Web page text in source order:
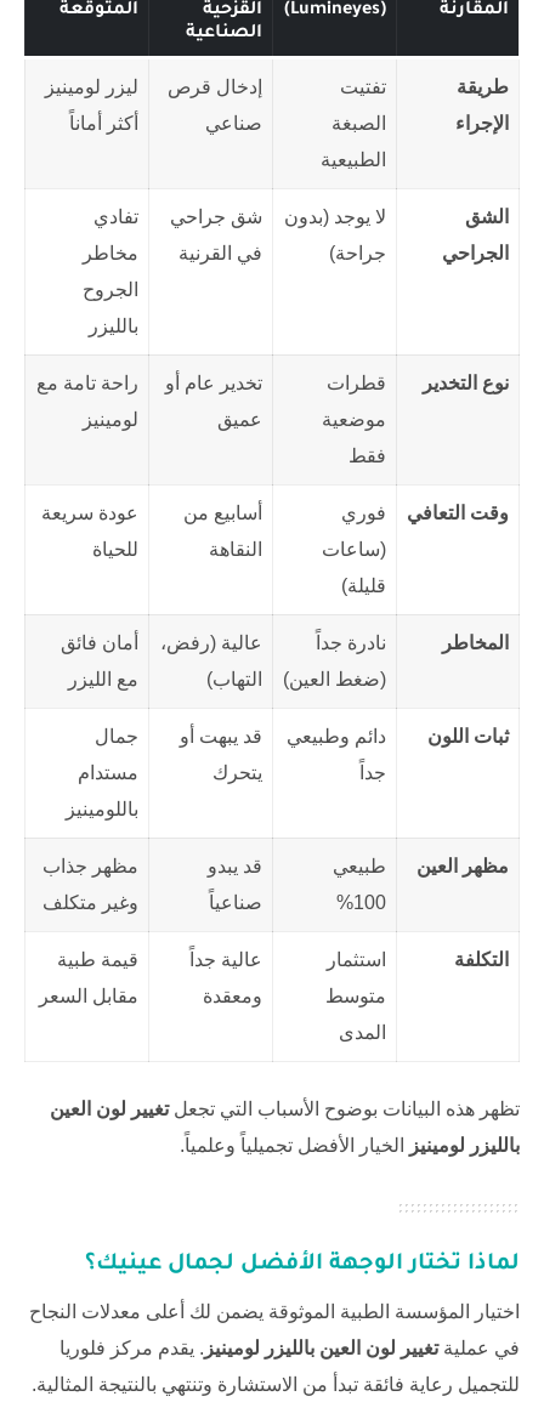
المقارنة
(Lumineyes)
القزحية
الصناعية
المتوقعة
طريقة
الإجراء
تفتيت
الصبغة
الطبيعية
إدخال قرص
صناعي
ليزر لومينيز
أكثر أماناً
الشق
الجراحي
لا يوجد (بدون
جراحة)
شق جراحي
في القرنية
تفادي
مخاطر
الجروح
بالليزر
نوع التخدير
قطرات
موضعية
فقط
تخدير عام أو
عميق
راحة تامة مع
لومينيز
وقت التعافي
فوري
(ساعات
قليلة)
أسابيع من
النقاهة
عودة سريعة
للحياة
المخاطر
نادرة جداً
(ضغط العين)
عالية (رفض،
التهاب)
أمان فائق
مع الليزر
ثبات اللون
دائم وطبيعي
جداً
قد يبهت أو
يتحرك
جمال
مستدام
باللومينيز
مظهر العين
طبيعي
100%
قد يبدو
صناعياً
مظهر جذاب
وغير متكلف
التكلفة
استثمار
متوسط
المدى
عالية جداً
ومعقدة
قيمة طبية
مقابل السعر
تظهر هذه البيانات بوضوح الأسباب التي تجعلتغيير لون العين
بالليزر لومينيز
الخيار الأفضل تجميلياً وعلمياً.
لماذا تختار الوجهة الأفضل لجمال عينيك؟
اختيار المؤسسة الطبية الموثوقة يضمن لك أعلى معدلات النجاح
في عمليةتغيير لون العين بالليزر لومينيز . يقدم مركز فلوريا
للتجميل رعاية فائقة تبدأ من الاستشارة وتنتهي بالنتيجة المثالية.